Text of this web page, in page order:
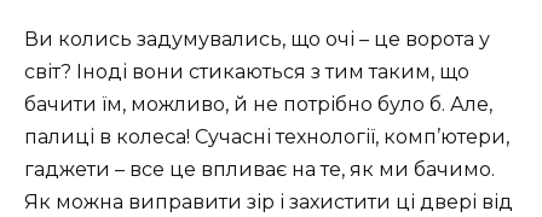
Ви колись задумувались, що очі – це ворота у
світ? Іноді вони стикаються з тим таким, що
бачити їм, можливо, й не потрібно було б. Але,
палиці в колеса! Сучасні технології, комп’ютери,
гаджети – все це впливає на те, як ми бачимо.
Як можна виправити зір і захистити ці двері від